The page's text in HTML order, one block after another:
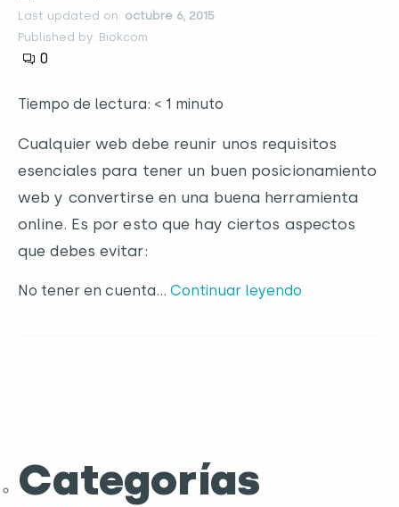
Last updated on: octubre 6, 2015
Published by: Biokcom
0
Tiempo de lectura: < 1 minuto
Cualquier web debe reunir unos requisitos
esenciales para tener un buen posicionamiento
web y convertirse en una buena herramienta
online. Es por esto que hay ciertos aspectos
que debes evitar:
No tener en cuenta… Continuar leyendo
Categorías